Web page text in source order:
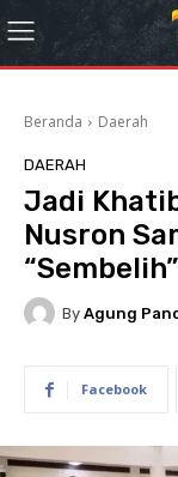
Beranda Daerah
DAERAH
Jadi
Nusron
By Agung
Facebook